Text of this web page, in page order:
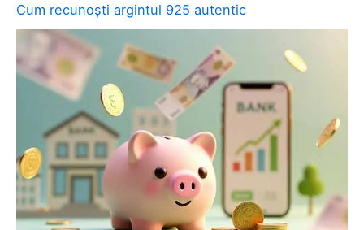
Cum recunoști argintul 925 autentic